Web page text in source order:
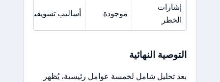
إشارات
الخطر
موجودة أساليب تسويقية
التوصية النهائية
بعد تحليل شامل لخمسة عوامل رئيسية، يُظهر